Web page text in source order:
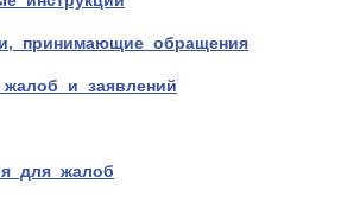
принимающие обращения
и заявлений
для жалоб